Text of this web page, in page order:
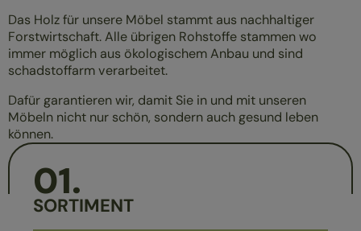
Das Holz für unsere Möbel stammt aus nachhaltiger
Forstwirtschaft. Alle übrigen Rohstoffe stammen wo
immer möglich aus ökologischem Anbau und sind
schadstoffarm verarbeitet.
Dafür garantieren wir, damit Sie in und mit unseren
Möbeln nicht nur schön, sondern auch gesund leben
können.
01.
SORTIMENT